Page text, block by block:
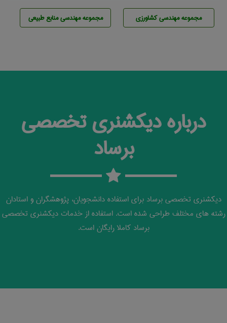
مجموعه مهندسی كشاورزی مجموعه مهندسی منابع طبيعی
درباره دیکشنری تخصصی
برساد
دیکشنری تخصصی برساد برای استفاده دانشجویان، پژوهشگران و استادان
رشته های مختلف طراحی شده است. استفاده از خدمات دیکشنری تخصصی
برساد کاملا رایگان است.